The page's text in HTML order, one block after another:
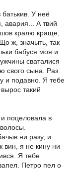
У неё
авария... А твий
кралю краще,
ж, значыть, так
бабуся моя и
сваталися
свого сына. Раз
и подавно. Я тебе
такий
поцеловала в
ни разу, и
вин, я не кину ни
Я тебе
Петро пел о